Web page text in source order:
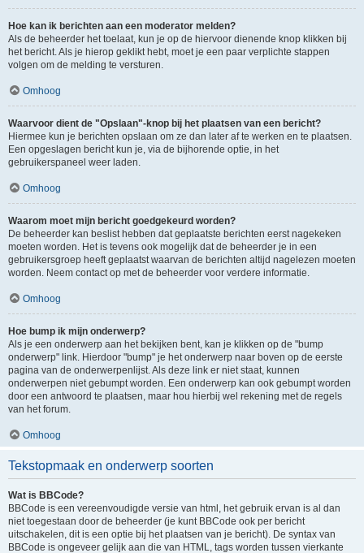
Hoe kan ik berichten aan een moderator melden?
Als de beheerder het toelaat, kun je op de hiervoor dienende knop klikken bij
het bericht. Als je hierop geklikt hebt, moet je een paar verplichte stappen
volgen om de melding te versturen.
Omhoog
Waarvoor dient de "Opslaan"-knop bij het plaatsen van een bericht?
Hiermee kun je berichten opslaan om ze dan later af te werken en te plaatsen.
Een opgeslagen bericht kun je, via de bijhorende optie, in het
gebruikerspaneel weer laden.
Omhoog
Waarom moet mijn bericht goedgekeurd worden?
De beheerder kan beslist hebben dat geplaatste berichten eerst nagekeken
moeten worden. Het is tevens ook mogelijk dat de beheerder je in een
gebruikersgroep heeft geplaatst waarvan de berichten altijd nagelezen moeten
worden. Neem contact op met de beheerder voor verdere informatie.
Omhoog
Hoe bump ik mijn onderwerp?
Als je een onderwerp aan het bekijken bent, kan je klikken op de "bump
onderwerp" link. Hierdoor "bump" je het onderwerp naar boven op de eerste
pagina van de onderwerpenlijst. Als deze link er niet staat, kunnen
onderwerpen niet gebumpt worden. Een onderwerp kan ook gebumpt worden
door een antwoord te plaatsen, maar hou hierbij wel rekening met de regels
van het forum.
Omhoog
Tekstopmaak en onderwerp soorten
Wat is BBCode?
BBCode is een vereenvoudigde versie van html, het gebruik ervan is al dan
niet toegestaan door de beheerder (je kunt BBCode ook per bericht
uitschakelen, dit is een optie bij het plaatsen van je bericht). De syntax van
BBCode is ongeveer gelijk aan die van HTML, tags worden tussen vierkante